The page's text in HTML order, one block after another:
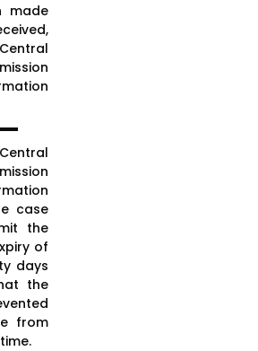
made
case
the
of
days
the
from